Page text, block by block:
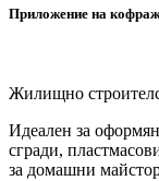
Приложение на
Жилищно
Идеален за
сгради,
за домашни